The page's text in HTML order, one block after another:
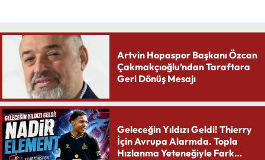
Artvin Hopaspor Başkanı Özcan
Çakmakçıoğlu’ndan Taraftara
Geri Dönüş Mesajı
Geleceğin Yıldızı Geldi! Thierry
İçin Avrupa Alarmda. Topla
Hızlanma Yeteneğiyle Fark